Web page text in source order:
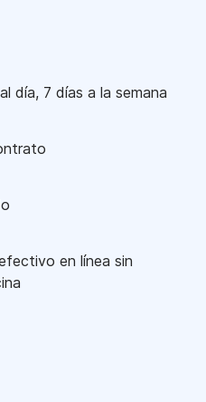
día, 7 días a la semana
en línea sin